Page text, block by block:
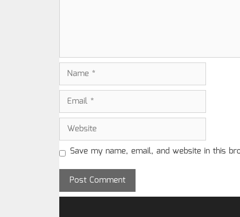
Name
Email
Website
Save my name, email, and website in this